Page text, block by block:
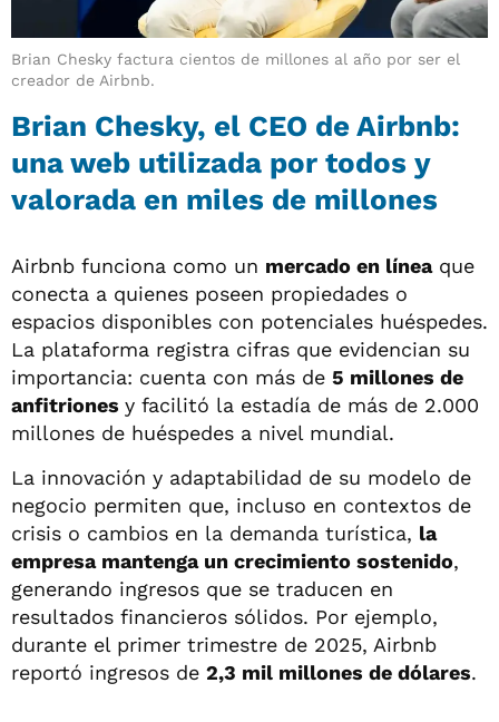
Brian Chesky factura cientos de millones al año por ser el
creador de Airbnb.
Brian Chesky, el CEO de Airbnb:
una web utilizada por todos y
valorada en miles de millones
Airbnb funciona como un mercado en líneaque
conecta a quienes poseen propiedades o
espacios disponibles con potenciales huéspedes.
La plataforma registra cifras que evidencian su
importancia: cuenta con más de 5 millones de
anfitriones y facilitó la estadía de más de 2.000
millones de huéspedes a nivel mundial.
La innovación y adaptabilidad de su modelo de
negocio permiten que, incluso en contextos de
crisis o cambios en la demanda turística, la
empresa mantenga un crecimiento sostenido,
generando ingresos que se traducen en
resultados financieros sólidos. Por ejemplo,
durante el primer trimestre de 2025, Airbnb
reportó ingresos de 2,3 mil millones de dólares.